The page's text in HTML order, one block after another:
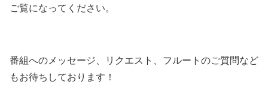
ご覧になってください。
番組へのメッセージ、リクエスト、フルートのご質問など
もお待ちしております！